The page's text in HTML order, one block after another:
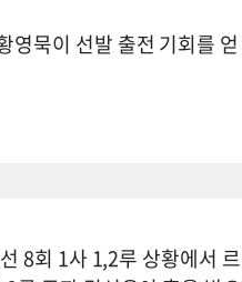
영묵이 선발 출전 기회를 얻
8회 1사 1,2루 상황에서 르